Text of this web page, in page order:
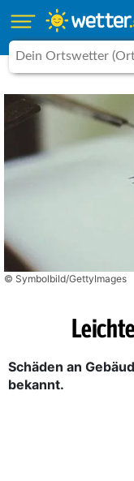
© Symbolbild/GettyImages
Schäden an
bekannt.